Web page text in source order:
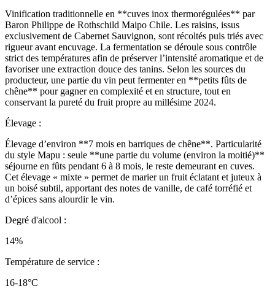
Vinification traditionnelle en **cuves inox thermorégulées** par
Baron Philippe de Rothschild Maipo Chile. Les raisins, issus
exclusivement de Cabernet Sauvignon, sont récoltés puis triés avec
rigueur avant encuvage. La fermentation se déroule sous contrôle
strict des températures afin de préserver l’intensité aromatique et de
favoriser une extraction douce des tanins. Selon les sources du
producteur, une partie du vin peut fermenter en **petits fûts de
chêne** pour gagner en complexité et en structure, tout en
conservant la pureté du fruit propre au millésime 2024.
Élevage :
Élevage d’environ **7 mois en barriques de chêne**. Particularité
du style Mapu : seule **une partie du volume (environ la moitié)**
séjourne en fûts pendant 6 à 8 mois, le reste demeurant en cuves.
Cet élevage « mixte » permet de marier un fruit éclatant et juteux à
un boisé subtil, apportant des notes de vanille, de café torréfié et
d’épices sans alourdir le vin.
Degré d'alcool :
14%
Température de service :
16-18°C